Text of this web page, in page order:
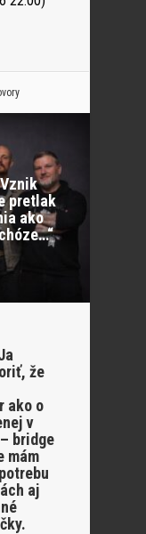
pretlak
ako
že
ako o
v
bridge
mám
aj